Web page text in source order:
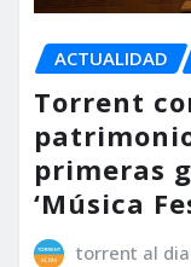
ACTUALIDAD
Torrent
primeras
‘Música
torrent al dia